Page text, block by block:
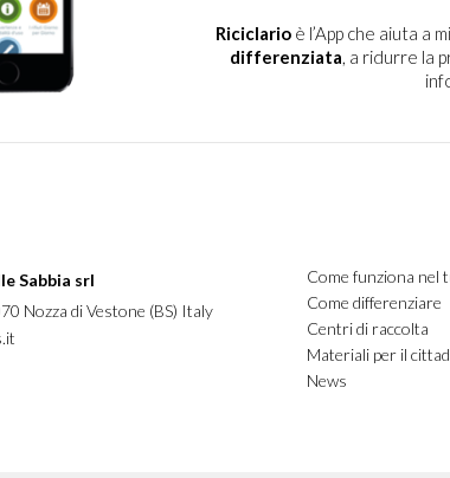
Riciclarioè l’App che aiuta a
differenziata, a ridurre la
Sabbia srl
Nozza di Vestone (BS) Italy
Come funziona nel
Come differenziare
Centri di raccolta
Materiali per il
News